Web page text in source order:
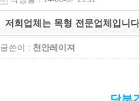
저희업체는 목형 전문업체입니
글쓴이 : 천안레이져